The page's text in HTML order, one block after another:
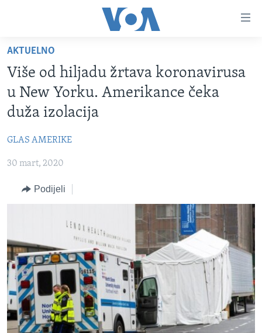
glavni
sadržaj
Pređi
na
glavnu
Idi
na
TV PROGRAM
FOTOGRAFIJE DANA
BOSNA I HERCEGOVINA
SVIJET
NAUKA I TEHNOLOGIJA
SPECIJALNI PROJEKTI
KORUPCIJA
ŽENSKA STRANA
IZBJEGLIČKA STRANA
MAGAZIN
O GLASU AMERIKE
Learning English
AKTUELNO
Više od hiljadu žrtava koronavirusa
u New Yorku. Amerikance čeka
duža izolacija
GLAS AMERIKE
30 mart, 2020
Podijeli